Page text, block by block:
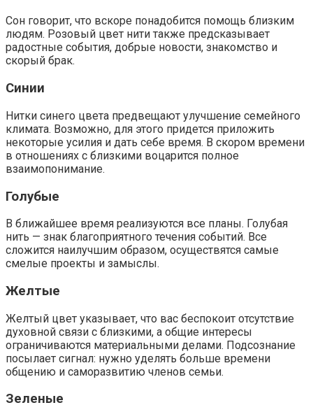
Сон говорит, что вскоре понадобится помощь близким
людям. Розовый цвет нити также предсказывает
радостные события, добрые новости, знакомство и
скорый брак.
Синии
Нитки синего цвета предвещают улучшение семейного
климата. Возможно, для этого придется приложить
некоторые усилия и дать себе время. В скором времени
в отношениях с близкими воцарится полное
взаимопонимание.
Голубые
В ближайшее время реализуются все планы. Голубая
нить — знак благоприятного течения событий. Все
сложится наилучшим образом, осуществятся самые
смелые проекты и замыслы.
Желтые
Желтый цвет указывает, что вас беспокоит отсутствие
духовной связи с близкими, а общие интересы
ограничиваются материальными делами. Подсознание
посылает сигнал: нужно уделять больше времени
общению и саморазвитию членов семьи.
Зеленые